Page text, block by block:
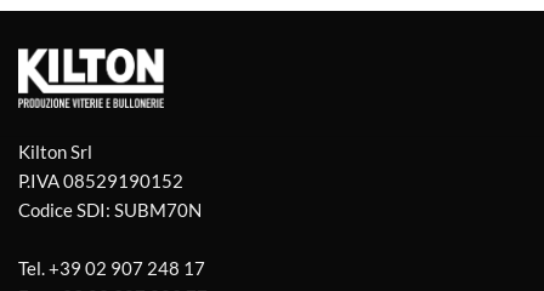
Kilton Srl
P.IVA 08529190152
Codice SDI: SUBM70N
Tel.+39 02 907 248 17